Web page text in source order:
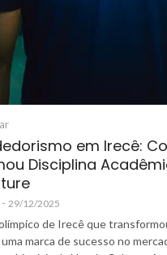
em Irecê:
Disciplina
- 29/12/2025
de Irecê que
marca de sucesso no